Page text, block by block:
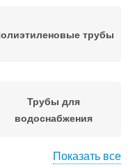
трубы
Трубы для
водоснабжения
Показать все